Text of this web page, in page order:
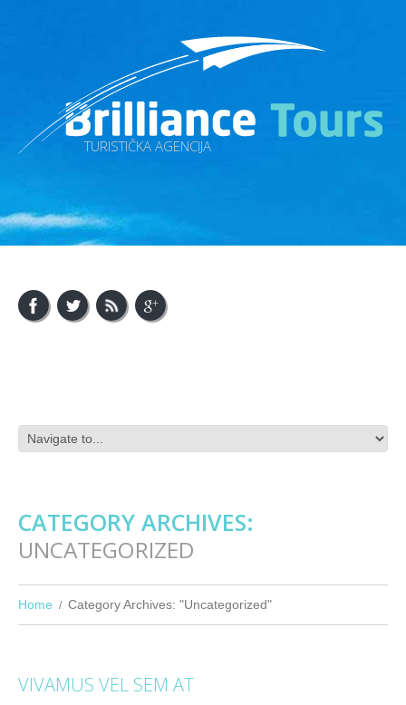
TURISTIČKA AGENCIJA
CATEGORY ARCHIVES:
UNCATEGORIZED
Home Category Archives: "Uncategorized"
VIVAMUS VEL SEM AT